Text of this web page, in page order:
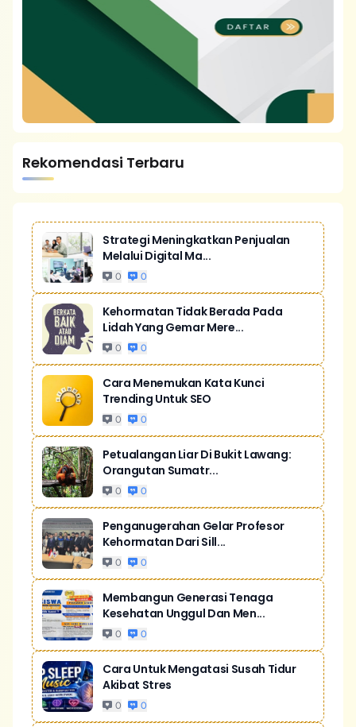
Rekomendasi Terbaru
Strategi Meningkatkan Penjualan
Melalui Digital Ma...
0 0
Kehormatan Tidak Berada Pada
Lidah Yang Gemar Mere...
0 0
Cara Menemukan Kata Kunci
Trending Untuk SEO
0 0
Petualangan Liar Di Bukit Lawang:
Orangutan Sumatr...
0 0
Penganugerahan Gelar Profesor
Kehormatan Dari Sill...
0 0
Membangun Generasi Tenaga
Kesehatan Unggul Dan Men...
0 0
Cara Untuk Mengatasi Susah Tidur
Akibat Stres
0 0